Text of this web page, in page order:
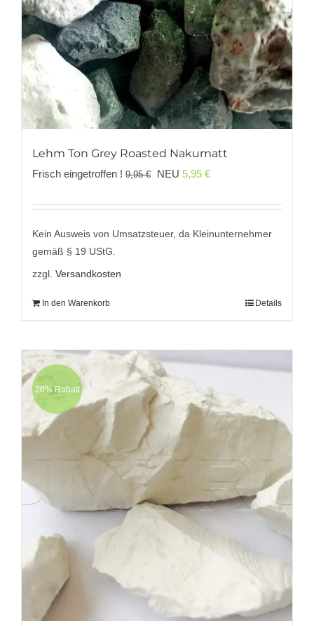
Lehm Ton Grey Roasted Nakumatt
Frisch eingetroffen ! 9,95€
Ursprünglicher
9,95 €
NEU 5,95 €Aktueller
5,95 €.
Kein Ausweis von Umsatzsteuer, da Kleinunternehmer
gemäß § 19 UStG.
zzgl. Versandkosten
In den Warenkorb Details
20% Rabatt